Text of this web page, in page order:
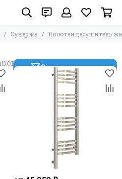
Сунержа Полотенцесушитель
Фильтр товаров